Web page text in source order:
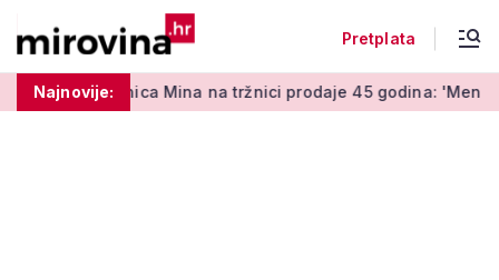
Pretplata
Najnovije:
Mina na tržnici prodaje 45 godina: 'Meni je ovo zabava i